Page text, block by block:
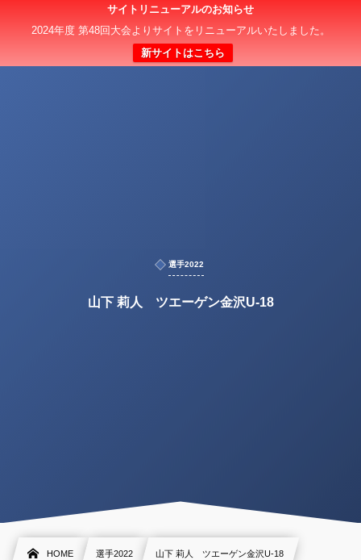
サイトリニューアルのお知らせ
2024年度 第48回大会よりサイトをリニューアルいたしました。
新サイトはこちら
選手2022
山下 莉人 ツエーゲン金沢U-18
HOME 選手2022 山下 莉人 ツエーゲン金沢U-18